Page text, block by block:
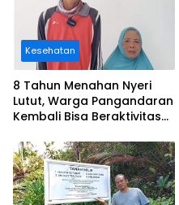
Kesehatan
8 Tahun Menahan Nyeri
Lutut, Warga Pangandaran
Kembali Bisa Beraktivitas
Ditanggung BPJS